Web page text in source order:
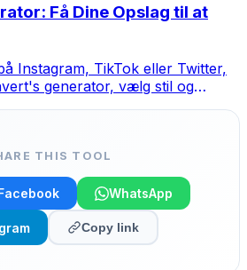
Få Dine Opslag til at
Instagram, TikTok eller Twitter,
generator, vælg stil og
THIS TOOL
WhatsApp
Copy link